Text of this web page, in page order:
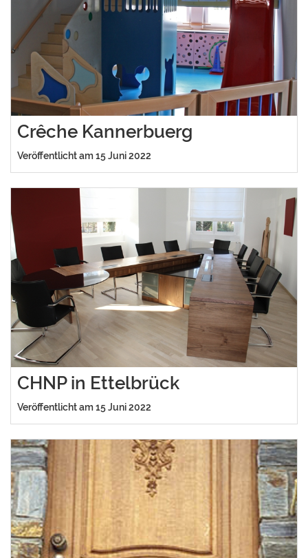
Crêche Kannerbuerg
Veröffentlicht am 15 Juni 2022
CHNP in Ettelbrück
Veröffentlicht am 15 Juni 2022